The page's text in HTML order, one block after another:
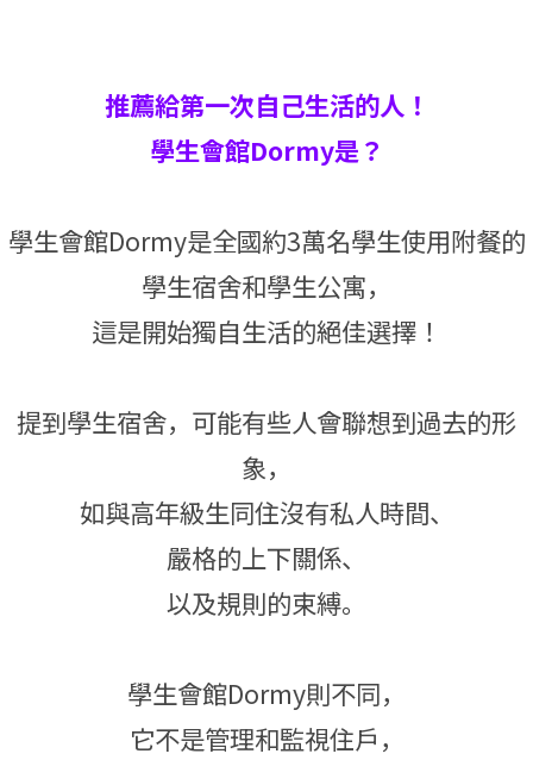
推薦給第一次自己生活的人！
學生會館Dormy是？
學生會館Dormy是全國約3萬名學生使用附餐的
學生宿舍和學生公寓，
這是開始獨自生活的絕佳選擇！
提到學生宿舍，可能有些人會聯想到過去的形
象，
如與高年級生同住沒有私人時間、
嚴格的上下關係、
以及規則的束縛。
學生會館Dormy則不同，
它不是管理和監視住戶，